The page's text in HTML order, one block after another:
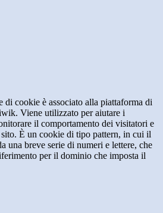
di cookie è associato alla piattaforma di
Viene utilizzato per aiutare i
il comportamento dei visitatori e
È un cookie di tipo pattern, in cui il
una breve serie di numeri e lettere, che
per il dominio che imposta il